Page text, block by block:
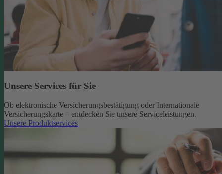
Unsere Services für Sie
Ob elektronische Versicherungsbestätigung oder Internationale
Versicherungskarte – entdecken Sie unsere Serviceleistungen.
Unsere Produktservices